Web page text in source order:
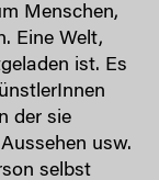
Menschen,
Eine Welt,
ist. Es
der sie
usw.
selbst